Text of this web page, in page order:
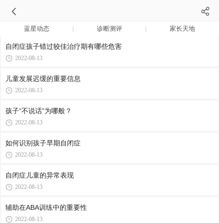
蓝星动态 诊断测评 家长天地
自闭症孩子错过较佳治疗期有哪些危害
2022-08-13
儿童发展迟缓的重要信息
2022-08-13
孩子“不说话”为哪般？
2022-08-13
如何识别孩子早期自闭症
2022-08-13
自闭症儿童的异常表现
2022-08-13
辅助在ABA训练中的重要性
2022-08-13